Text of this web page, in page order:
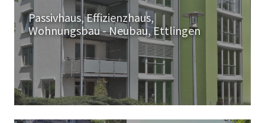
Passivhaus, Effizienzhaus,
Wohnungsbau - Neubau, Ettlingen